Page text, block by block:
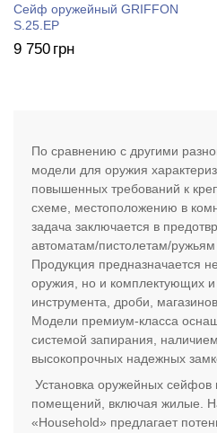
Сейф оружейный GRIFFON
S.25.EP
9 750 грн
По сравнению с другими
модели для оружия
повышенных требований к
схеме, местоположению в
задача заключается в
автоматам/пистолетам/
Продукция предназначается
оружия, но и комплектующих и
инструмента, дроби,
Модели премиум-класса
системой запирания,
высокопрочных надежных
Установка оружейных
помещений, включая жилые.
«Household» предлагает